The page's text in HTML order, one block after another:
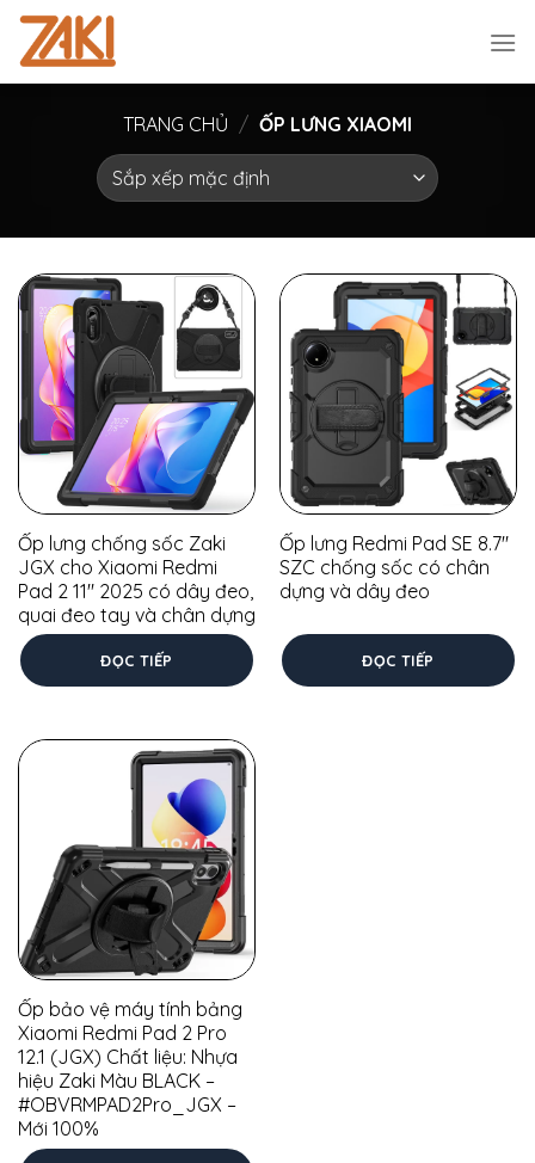
Chuyển
đến
nội
TRANG CHỦ / ỐP LƯNG XIAOMI
Ốp lưng chống sốc Zaki
JGX cho Xiaomi Redmi
Pad 2 11″ 2025 có dây đeo,
quai đeo tay và chân dựng
ĐỌC TIẾP
Ốp lưng Redmi Pad SE 8.7″
SZC chống sốc có chân
dựng và dây đeo
ĐỌC TIẾP
Ốp bảo vệ máy tính bảng
Xiaomi Redmi Pad 2 Pro
12.1 (JGX) Chất liệu: Nhựa
hiệu Zaki Màu BLACK –
#OBVRMPAD2Pro_JGX –
Mới 100%